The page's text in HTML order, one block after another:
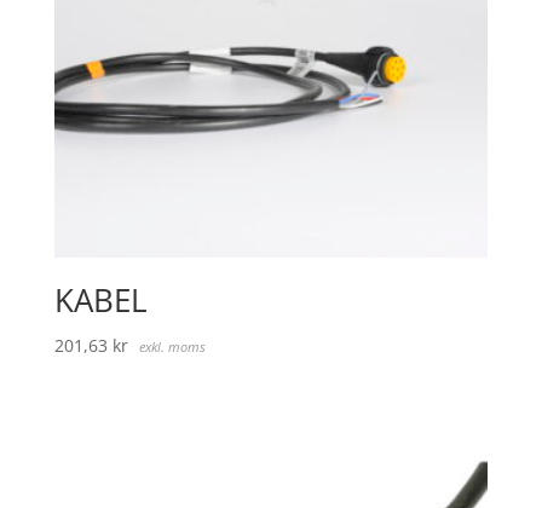
KABEL
201,63 kr exkl. moms